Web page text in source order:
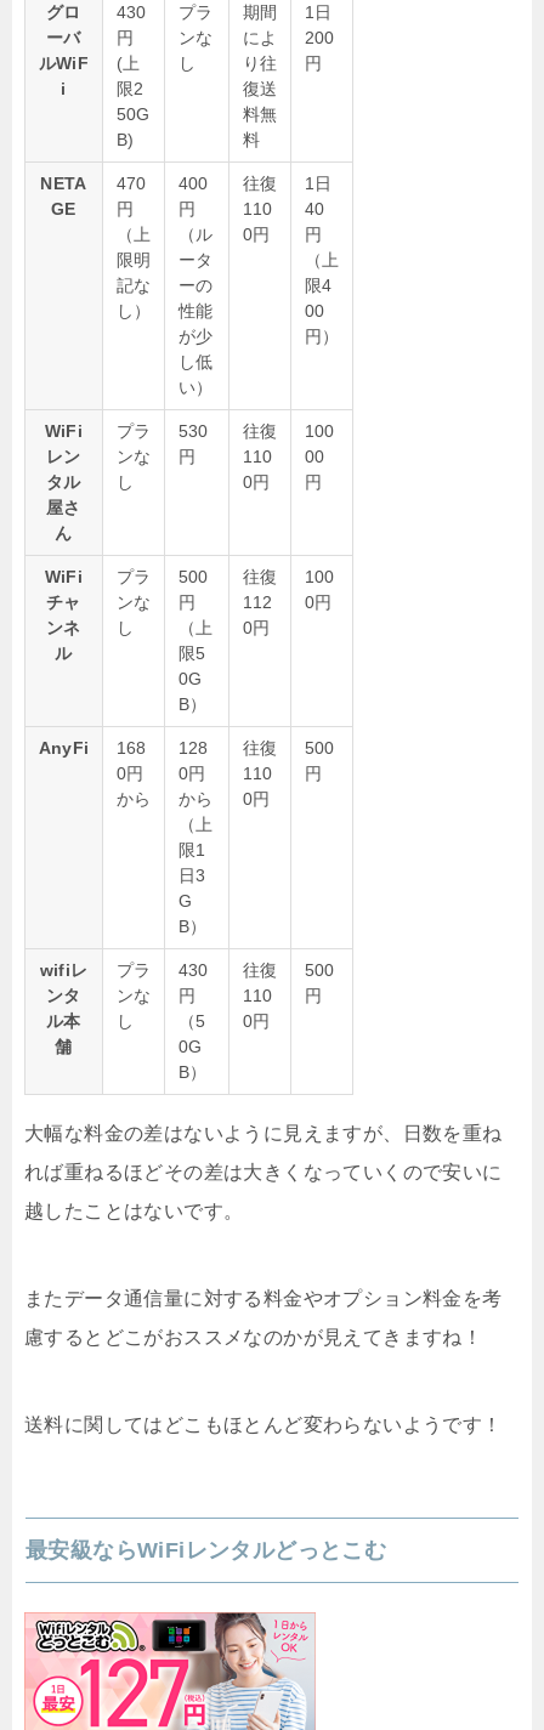
グロ
ーバ
ルWiF
i
430
円
(上
限2
50G
B)
プラ
ンな
し
期間
によ
り往
復送
料無
料
1日
200
円
NETA
GE
470
円
（上
限明
記な
し）
400
円
（ル
ータ
ーの
性能
が少
し低
い）
往復
110
0円
1日
40
円
（上
限4
00
円）
WiFi
レン
タル
屋さ
ん
プラ
ンな
し
530
円
往復
110
0円
100
00
円
WiFi
チャ
ンネ
ル
プラ
ンな
し
500
円
（上
限5
0G
B）
往復
112
0円
100
0円
AnyFi
168
0円
から
128
0円
から
（上
限1
日3
G
B）
往復
110
0円
500
円
wifiレ
ンタ
ル本
舗
プラ
ンな
し
430
円
（5
0G
B）
往復
110
0円
500
円
大幅な料金の差はないように見えますが、日数を重ね
れば重ねるほどその差は大きくなっていくので安いに
越したことはないです。
またデータ通信量に対する料金やオプション料金を考
慮するとどこがおススメなのかが見えてきますね！
送料に関してはどこもほとんど変わらないようです！
最安級ならWiFiレンタルどっとこむ